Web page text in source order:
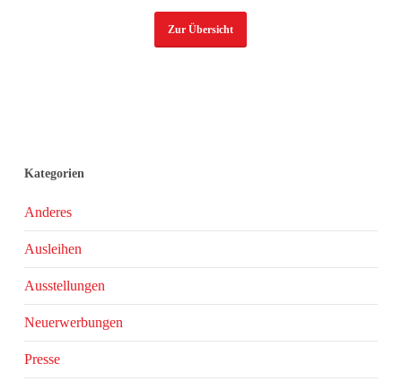
Zur Übersicht
Kategorien
Anderes
Ausleihen
Ausstellungen
Neuerwerbungen
Presse